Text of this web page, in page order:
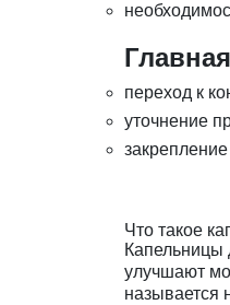
переход к
уточнение
Что такое
Капельницы
улучшают
называется